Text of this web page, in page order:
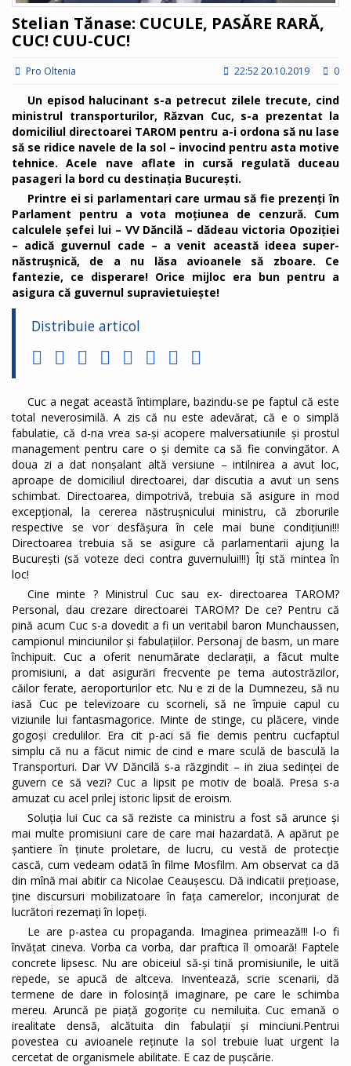
Stelian Tănase: CUCULE, PASĂRE RARĂ,
CUC! CUU-CUC!
Pro Oltenia 22:52 20.10.2019 0
Un episod halucinant s-a petrecut zilele trecute, cind
ministrul transporturilor, Răzvan Cuc, s-a prezentat la
domiciliul directoarei TAROM pentru a-i ordona să nu lase
să se ridice navele de la sol – invocind pentru asta motive
tehnice. Acele nave aflate in cursă regulată duceau
pasageri la bord cu destinația București.
Printre ei si parlamentari care urmau să fie prezenți în
Parlament pentru a vota moțiunea de cenzură. Cum
calculele șefei lui – VV Dăncilă – dădeau victoria Opoziției
– adică guvernul cade – a venit această ideea super-
năstrușnică, de a nu lăsa avioanele să zboare. Ce
fantezie, ce disperare! Orice mijloc era bun pentru a
asigura că guvernul supravietuiește!
Distribuie articol
Cuc a negat această întimplare, bazindu-se pe faptul că este
total neverosimilă. A zis că nu este adevărat, că e o simplă
fabulatie, că d-na vrea sa-și acopere malversatiunile și prostul
management pentru care o și demite ca să fie convingător. A
doua zi a dat nonșalant altă versiune – intilnirea a avut loc,
aproape de domiciliul directoarei, dar discutia a avut un sens
schimbat. Directoarea, dimpotrivă, trebuia să asigure in mod
excepțional, la cererea năstrușnicului ministru, că zborurile
respective se vor desfășura în cele mai bune condițiuni!!!
Directoarea trebuia să se asigure că parlamentarii ajung la
București (să voteze deci contra guvernului!!!) Îți stă mintea în
loc!
Cine minte ? Ministrul Cuc sau ex- directoarea TAROM?
Personal, dau crezare directoarei TAROM? De ce? Pentru că
pină acum Cuc s-a dovedit a fi un veritabil baron Munchaussen,
campionul minciunilor și fabulațiilor. Personaj de basm, un mare
închipuit. Cuc a oferit nenumărate declarații, a făcut multe
promisiuni, a dat asigurări frecvente pe tema autostrăzilor,
căilor ferate, aeroporturilor etc. Nu e zi de la Dumnezeu, să nu
iasă Cuc pe televizoare cu scorneli, să ne împuie capul cu
viziunile lui fantasmagorice. Minte de stinge, cu plăcere, vinde
gogoși credulilor. Era cit p-aci să fie demis pentru cucfaptul
simplu că nu a făcut nimic de cind e mare sculă de basculă la
Transporturi. Dar VV Dăncilă s-a răzgindit – in ziua sedinței de
guvern ce să vezi? Cuc a lipsit pe motiv de boală. Presa s-a
amuzat cu acel prilej istoric lipsit de eroism.
Soluția lui Cuc ca să reziste ca ministru a fost să arunce și
mai multe promisiuni care de care mai hazardată. A apărut pe
șantiere în ținute proletare, de lucru, cu vestă de protecție
cască, cum vedeam odată în filme Mosfilm. Am observat ca dă
din mînă mai abitir ca Nicolae Ceaușescu. Dă indicatii prețioase,
ține discursuri mobilizatoare în fața camerelor, inconjurat de
lucrători rezemați în lopeți.
Le are p-astea cu propaganda. Imaginea primează!!! l-o fi
învățat cineva. Vorba ca vorba, dar praftica îl omoară! Faptele
concrete lipsesc. Nu are obiceiul să-și tină promisiunile, le uită
repede, se apucă de altceva. Inventează, scrie scenarii, dă
termene de dare in folosință imaginare, pe care le schimba
mereu. Aruncă pe piață gogorițe cu nemiluita. Cuc emană o
irealitate densă, alcătuita din fabulații și minciuni.Pentrui
povestea cu avioanele reținute la sol trebuie luat urgent la
cercetat de organismele abilitate. E caz de pușcărie.